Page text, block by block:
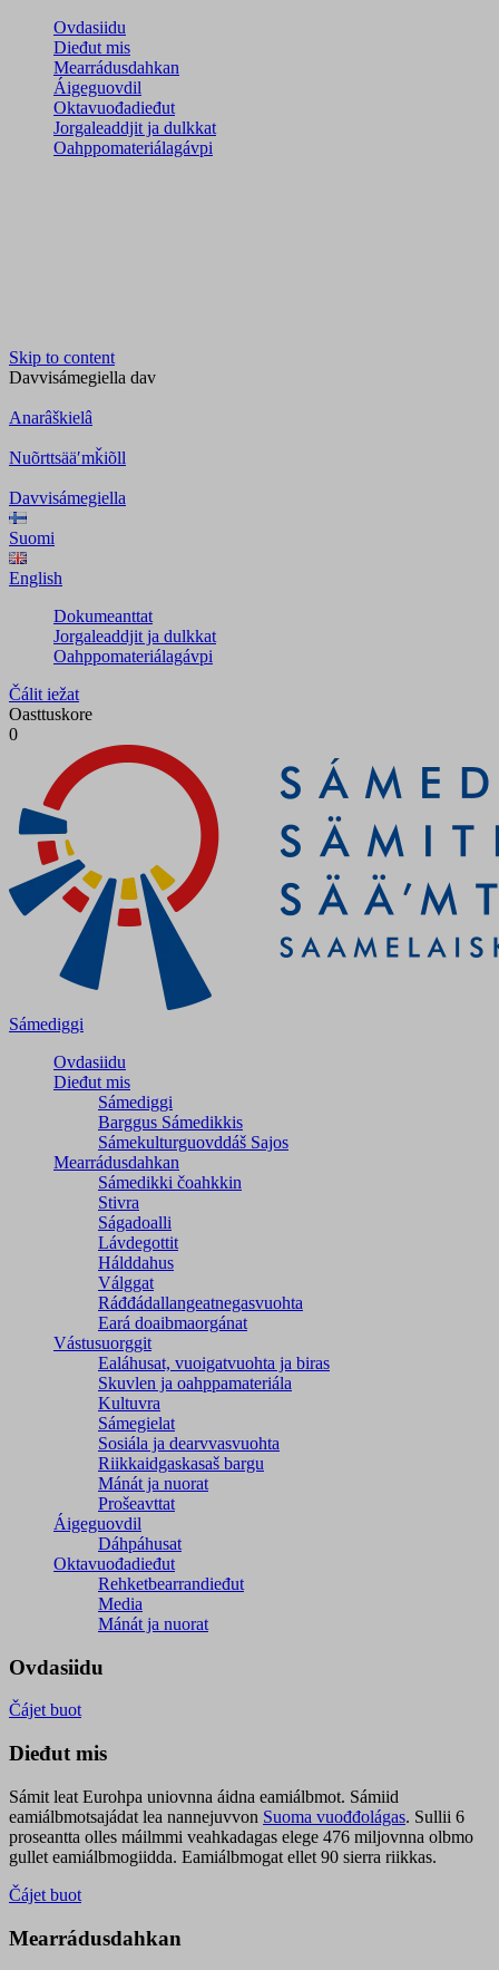
Ovdasiidu
Dieđut mis
Mearrádusdahkan
Áigeguovdil
Oktavuođadieđut
Jorgaleaddjit ja dulkkat
Oahppomateriálagávpi
Skip to content
Davvisámegiella dav
Anarâškielâ
Nuõrttsääʹmǩiõll
Davvisámegiella
Suomi
English
Dokumeanttat
Jorgaleaddjit ja dulkkat
Oahppomateriálagávpi
Čálit iežat
Oasttuskore
0
Sámediggi
Ovdasiidu
Dieđut mis
Sámediggi
Barggus Sámedikkis
Sámekulturguovddáš Sajos
Mearrádusdahkan
Sámedikki čoahkkin
Stivra
Ságadoalli
Lávdegottit
Hálddahus
Válggat
Ráđđádallangeatnegas­vuohta
Eará doaibmaorgánat
Vástusuorggit
Ealáhusat, vuoigatvuohta ja biras
Skuvlen ja oahppamateriála
Kultuvra
Sámegielat
Sosiála ja dearvvasvuohta
Riikkaidgaskasaš bargu
Mánát ja nuorat
Prošeavttat
Áigeguovdil
Dáhpáhusat
Oktavuođadieđut
Rehketbearrandieđut
Media
Mánát ja nuorat
Ovdasiidu
Čájet buot
Dieđut mis
Sámit leat Eurohpa uniovnna áidna eamiálbmot. Sámiid
eamiálbmotsajádat lea nannejuvvon Suoma vuođđolágas. Sullii 6
proseantta olles máilmmi veahkadagas elege 476 miljovnna olbmo
gullet eamiálbmogiidda. Eamiálbmogat ellet 90 sierra riikkas.
Čájet buot
Mearrádusdahkan